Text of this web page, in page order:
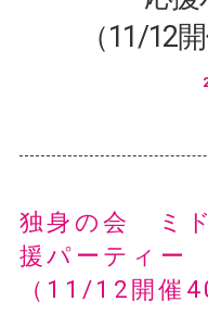
（11/12
独身の会 ミ
援パーティー
（11/12開催